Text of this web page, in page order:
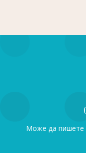
Може да пишете